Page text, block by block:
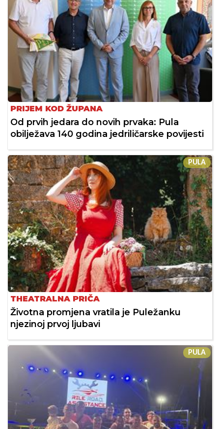
PRIJEM KOD ŽUPANA
Od prvih jedara do novih prvaka: Pula
obilježava 140 godina jedriličarske povijesti
PULA
THEATRALNA PRIČA
Životna promjena vratila je Puležanku
njezinoj prvoj ljubavi
PULA